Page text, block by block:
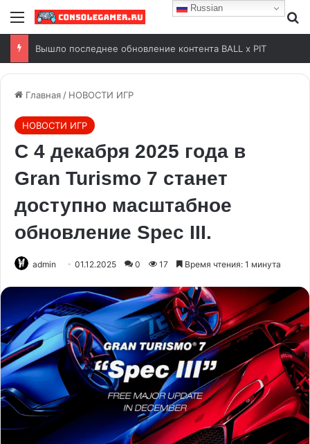
Вышло последнее обновление контента BALL x PIT
Главная / НОВОСТИ ИГР
НОВОСТИ ИГР
С 4 декабря 2025 года в
Gran Turismo 7 станет
доступно масштабное
обновление Spec III.
admin 01.12.2025 0 17 Время чтения: 1 минута
Russian